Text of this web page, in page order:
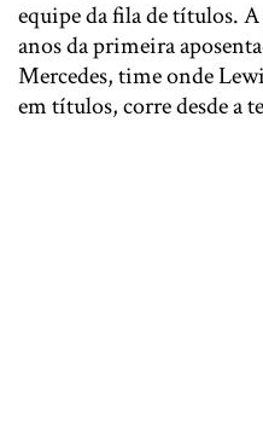
equipe da fila de títulos.
anos da primeira
Mercedes, time onde
em títulos, corre desde a